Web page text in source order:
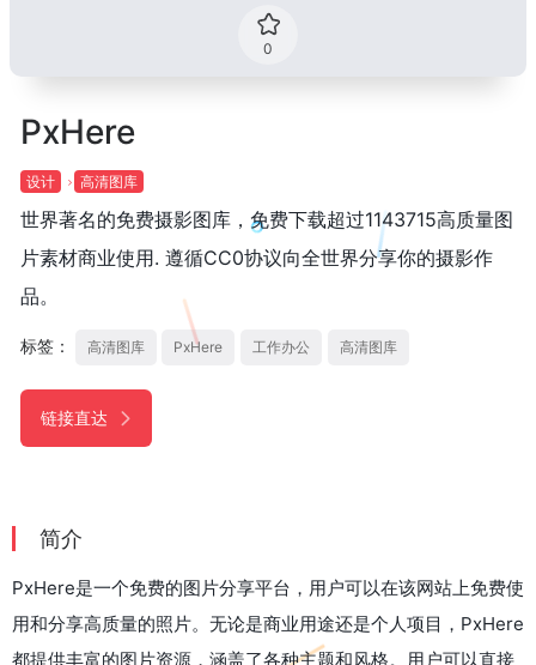
0
PxHere
设计 高清图库
世界著名的免费摄影图库，免费下载超过1143715高质量图
片素材商业使用. 遵循CC0协议向全世界分享你的摄影作
品。
标签： 高清图库 PxHere 工作办公 高清图库
链接直达
简介
PxHere是一个免费的图片分享平台，用户可以在该网站上免费使
用和分享高质量的照片。无论是商业用途还是个人项目，PxHere
都提供丰富的图片资源，涵盖了各种主题和风格。用户可以直接